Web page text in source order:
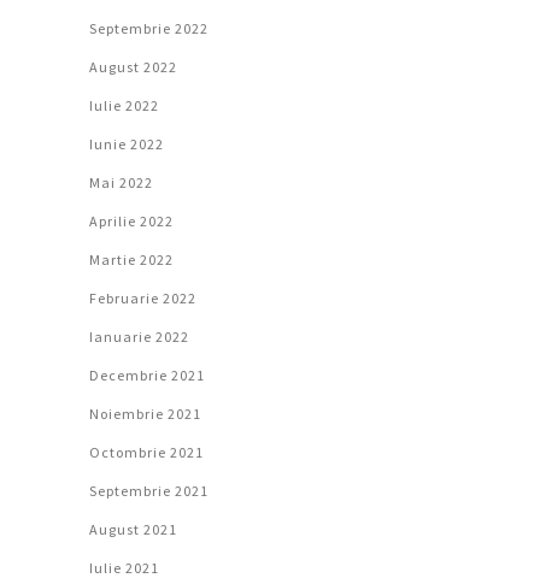
Septembrie 2022
August 2022
Iulie 2022
Iunie 2022
Mai 2022
Aprilie 2022
Martie 2022
Februarie 2022
Ianuarie 2022
Decembrie 2021
Noiembrie 2021
Octombrie 2021
Septembrie 2021
August 2021
Iulie 2021